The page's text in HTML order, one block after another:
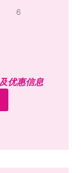
6
优惠信息